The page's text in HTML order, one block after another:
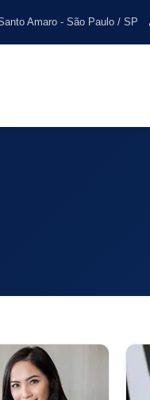
Amaro - São Paulo / SP